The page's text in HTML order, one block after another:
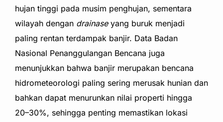
hujan tinggi pada musim penghujan, sementara
wilayah dengan drainaseyang buruk menjadi
paling rentan terdampak banjir. Data Badan
Nasional Penanggulangan Bencana juga
menunjukkan bahwa banjir merupakan bencana
hidrometeorologi paling sering merusak hunian dan
bahkan dapat menurunkan nilai properti hingga
20–30%, sehingga penting memastikan lokasi